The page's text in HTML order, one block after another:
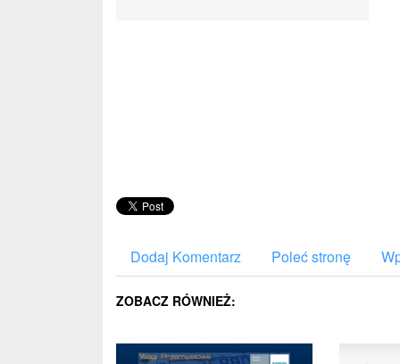
Dodaj Komentarz Poleć stronę
ZOBACZ RÓWNIEŻ: